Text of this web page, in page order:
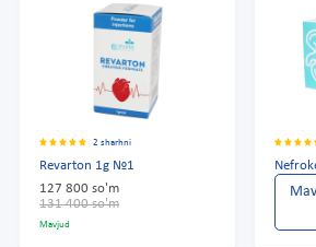
2 sharhni
Revarton 1g №1
127 800 so'm
131 400 so'm
Mavjud